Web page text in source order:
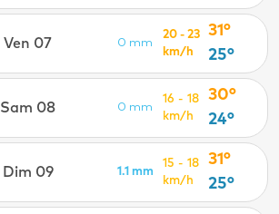
Ven 07 0 mm
20 - 23
km/h
31°
25°
Sam 08 0 mm
16 - 18
km/h
30°
24°
Dim 09 1.1 mm
15 - 18
km/h
31°
25°